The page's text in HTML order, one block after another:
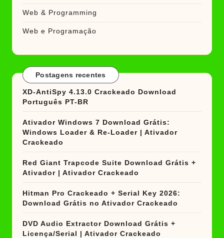
Web & Programming
Web e Programação
Postagens recentes
XD-AntiSpy 4.13.0 Crackeado Download
Português PT-BR
Ativador Windows 7 Download Grátis:
Windows Loader & Re-Loader | Ativador
Crackeado
Red Giant Trapcode Suite Download Grátis +
Ativador | Ativador Crackeado
Hitman Pro Crackeado + Serial Key 2026:
Download Grátis no Ativador Crackeado
DVD Audio Extractor Download Grátis +
Licença/Serial | Ativador Crackeado